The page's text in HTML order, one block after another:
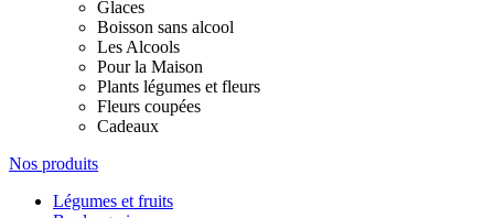
Glaces
Boisson sans alcool
Les Alcools
Pour la Maison
Plants légumes et fleurs
Fleurs coupées
Cadeaux
Nos produits
Légumes et fruits